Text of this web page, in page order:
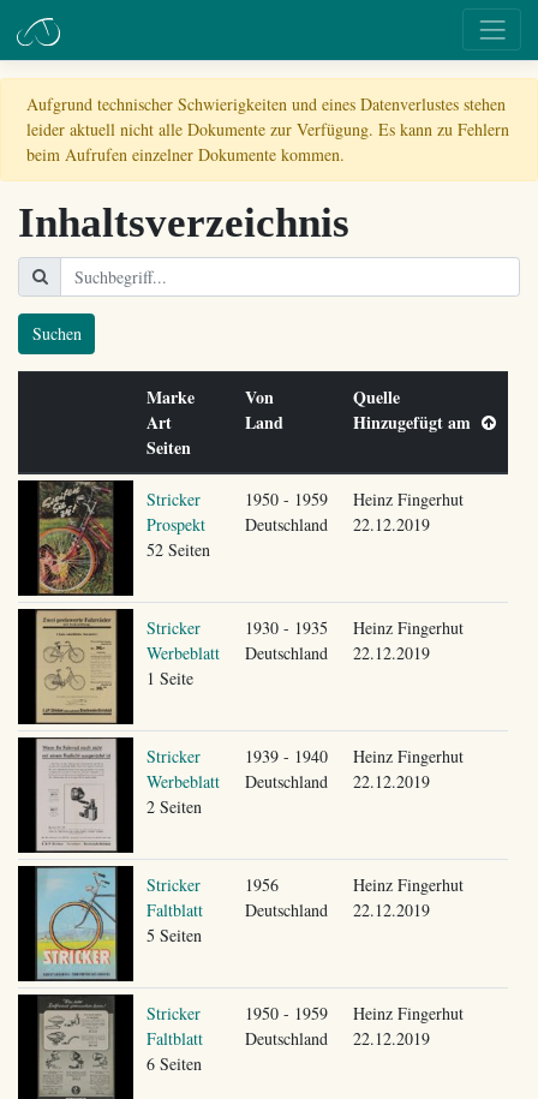
Aufgrund technischer Schwierigkeiten und eines Datenverlustes stehen
leider aktuell nicht alle Dokumente zur Verfügung. Es kann zu Fehlern
beim Aufrufen einzelner Dokumente kommen.
Inhaltsverzeichnis
Suchen
Marke
Art
Seiten
Von
Land
Quelle
Hinzugefügt am
Stricker
Prospekt
52 Seiten
1950 - 1959
Deutschland
Heinz Fingerhut
22.12.2019
Stricker
Werbeblatt
1 Seite
1930 - 1935
Deutschland
Heinz Fingerhut
22.12.2019
Stricker
Werbeblatt
2 Seiten
1939 - 1940
Deutschland
Heinz Fingerhut
22.12.2019
Stricker
Faltblatt
5 Seiten
1956
Deutschland
Heinz Fingerhut
22.12.2019
Stricker
Faltblatt
6 Seiten
1950 - 1959
Deutschland
Heinz Fingerhut
22.12.2019